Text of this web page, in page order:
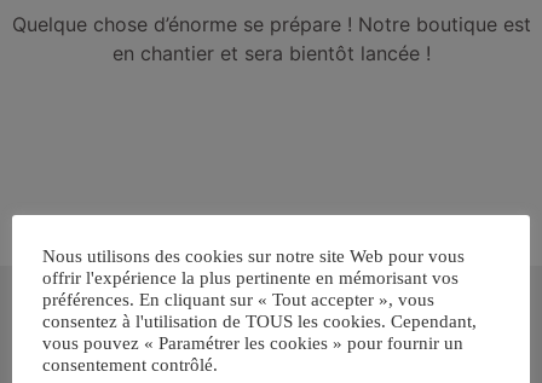
Quelque chose d’énorme se prépare ! Notre boutique est
en chantier et sera bientôt lancée !
Inscrivez-vous gratuitement pour
recevoir votre guide BARF gratuit !
Vous voulez savoir comment bien nourrir votre chien ou chat
Nous utilisons des cookies sur notre site Web pour vous
offrir l'expérience la plus pertinente en mémorisant vos
préférences. En cliquant sur « Tout accepter », vous
consentez à l'utilisation de TOUS les cookies. Cependant,
vous pouvez « Paramétrer les cookies » pour fournir un
consentement contrôlé.